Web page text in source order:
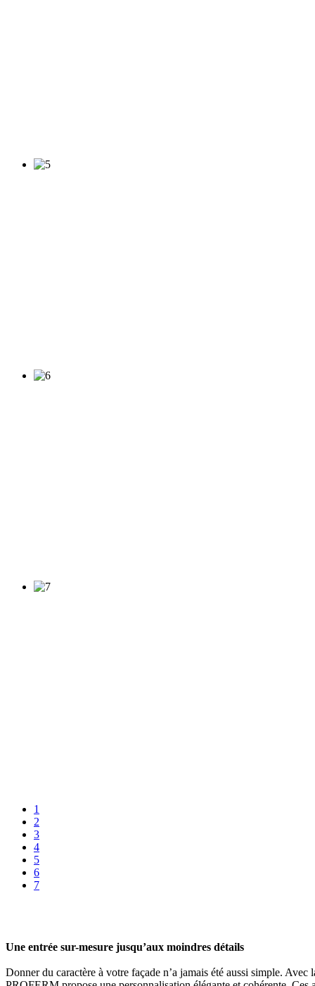
1
2
3
4
5
6
7
Une entrée sur-mesure jusqu’aux moindres détails
Donner du caractère à votre façade n’a jamais été aussi simple.